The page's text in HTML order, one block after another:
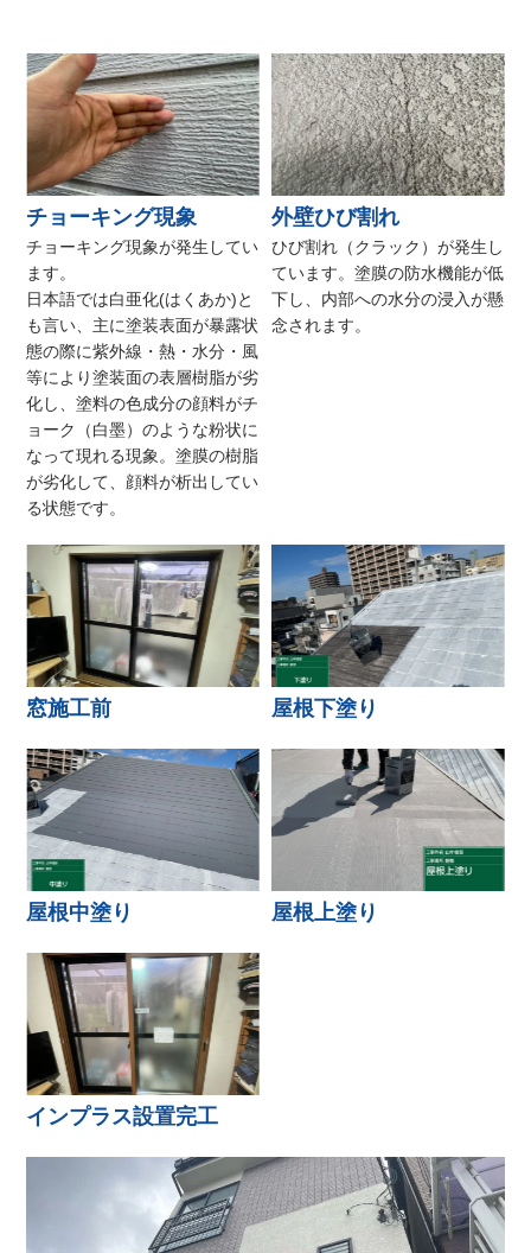
チョーキング現象
チョーキング現象が発生してい
ます。
日本語では白亜化(はくあか)と
も言い、主に塗装表面が暴露状
態の際に紫外線・熱・水分・風
等により塗装面の表層樹脂が劣
化し、塗料の色成分の顔料がチ
ョーク（白墨）のような粉状に
なって現れる現象。塗膜の樹脂
が劣化して、顔料が析出してい
る状態です。
外壁ひび割れ
ひび割れ（クラック）が発生し
ています。塗膜の防水機能が低
下し、内部への水分の浸入が懸
念されます。
窓施工前 屋根下塗り
屋根中塗り 屋根上塗り
インプラス設置完工